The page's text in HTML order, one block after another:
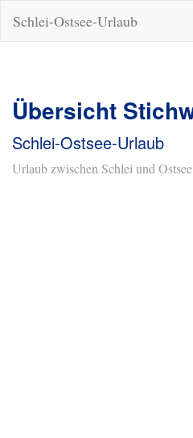
Schlei-Ostsee-Urlaub
Übersicht
Schlei-Ostsee-Urlaub
Urlaub zwischen Schlei und